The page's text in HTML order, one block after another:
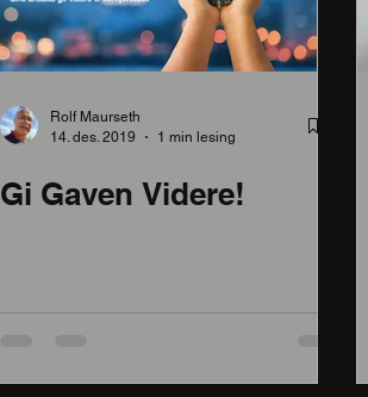
Rolf Maurseth
14. des. 2019
1 min lesing
Gi Gaven Videre!